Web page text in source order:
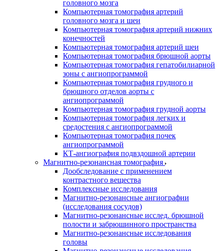
головного мозга
Компьютерная томография артерий
головного мозга и шеи
Компьютерная томография артерий нижних
конечностей
Компьютерная томография артерий шеи
Компьютерная томография брюшной аорты
Компьютерная томография гепатобилиарной
зоны с ангиопрограммой
Компьютерная томография грудного и
брюшного отделов аорты с
ангиопрограммой
Компьютерная томография грудной аорты
Компьютерная томография легких и
средостения с ангиопрограммой
Компьютерная томография почек
ангиопрограммой
КТ-ангиография подвздошной артерии
Магнитно-резонансная томография
Дообследование с применением
контрастного вещества
Комплексные исследования
Магнитно-резонансные ангиографии
(исследования сосудов)
Магнитно-резонансные исслед. брюшной
полости и забрюшинного пространства
Магнитно-резонансные исследования
головы